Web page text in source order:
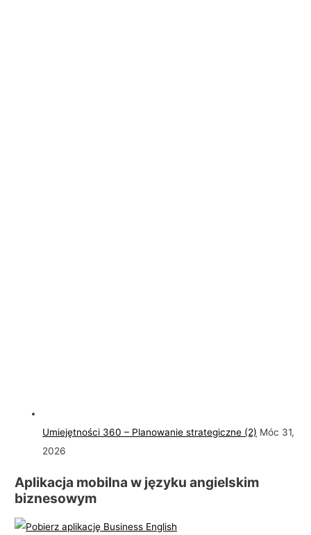
Umiejętności 360 – Planowanie strategiczne (2) Móc 31,
2026
Aplikacja mobilna w języku angielskim
biznesowym